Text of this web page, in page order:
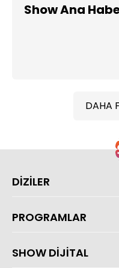
Show Ana
DAHA
DİZİLER
PROGRAMLAR
SHOW DİJİTAL